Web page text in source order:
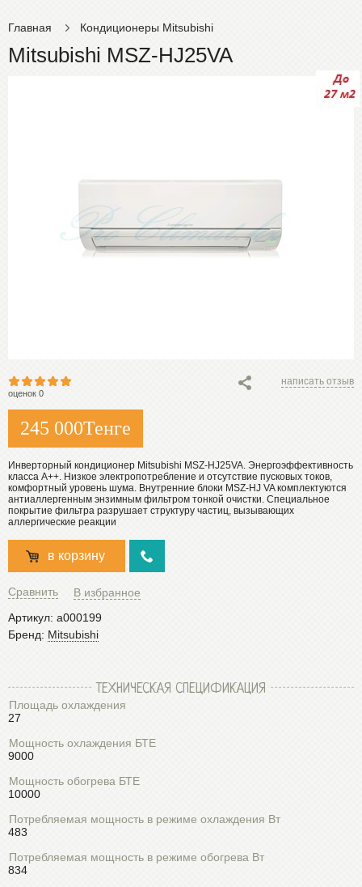
Главная Кондиционеры Mitsubishi
Mitsubishi MSZ-HJ25VA
оценок 0
написать отзыв
245 000Тенге
Инверторный кондиционер Mitsubishi MSZ-HJ25VA. Энергоэффективность
класса А++. Низкое электропотребление и отсутствие пусковых токов,
комфортный уровень шума. Внутренние блоки MSZ-HJ VA комплектуются
антиаллергенным энзимным фильтром тонкой очистки. Специальное
покрытие фильтра разрушает структуру частиц, вызывающих
аллергические реакции
в корзину
Сравнить
В избранное
Артикул: a000199
Бренд: Mitsubishi
ТЕХНИЧЕСКАЯ СПЕЦИФИКАЦИЯ
Площадь охлаждения
27
Мощность охлаждения БТЕ
9000
Мощность обогрева БТЕ
10000
Потребляемая мощность в режиме охлаждения Вт
483
Потребляемая мощность в режиме обогрева Вт
834